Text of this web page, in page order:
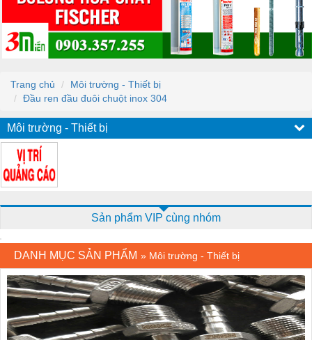
Trang chủ
Môi trường - Thiết bị
Đầu ren đầu đuôi chuột inox 304
Môi trường - Thiết bị
Sản phẩm VIP cùng nhóm
DANH MỤC SẢN PHẨM » Môi trường - Thiết bị